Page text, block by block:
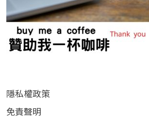
隱私權政策
免責聲明